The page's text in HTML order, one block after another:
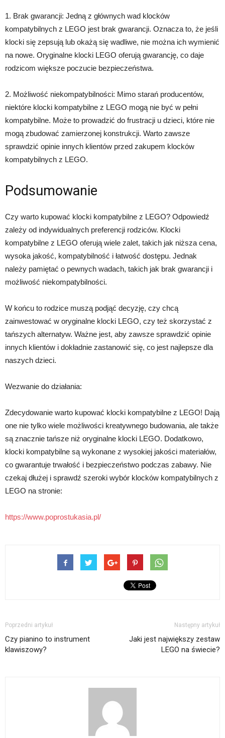
1. Brak gwarancji: Jedną z głównych wad klocków
kompatybilnych z LEGO jest brak gwarancji. Oznacza to, że jeśli
klocki się zepsują lub okażą się wadliwe, nie można ich wymienić
na nowe. Oryginalne klocki LEGO oferują gwarancję, co daje
rodzicom większe poczucie bezpieczeństwa.
2. Możliwość niekompatybilności: Mimo starań producentów,
niektóre klocki kompatybilne z LEGO mogą nie być w pełni
kompatybilne. Może to prowadzić do frustracji u dzieci, które nie
mogą zbudować zamierzonej konstrukcji. Warto zawsze
sprawdzić opinie innych klientów przed zakupem klocków
kompatybilnych z LEGO.
Podsumowanie
Czy warto kupować klocki kompatybilne z LEGO? Odpowiedź
zależy od indywidualnych preferencji rodziców. Klocki
kompatybilne z LEGO oferują wiele zalet, takich jak niższa cena,
wysoka jakość, kompatybilność i łatwość dostępu. Jednak
należy pamiętać o pewnych wadach, takich jak brak gwarancji i
możliwość niekompatybilności.
W końcu to rodzice muszą podjąć decyzję, czy chcą
zainwestować w oryginalne klocki LEGO, czy też skorzystać z
tańszych alternatyw. Ważne jest, aby zawsze sprawdzić opinie
innych klientów i dokładnie zastanowić się, co jest najlepsze dla
naszych dzieci.
Wezwanie do działania:
Zdecydowanie warto kupować klocki kompatybilne z LEGO! Dają
one nie tylko wiele możliwości kreatywnego budowania, ale także
są znacznie tańsze niż oryginalne klocki LEGO. Dodatkowo,
klocki kompatybilne są wykonane z wysokiej jakości materiałów,
co gwarantuje trwałość i bezpieczeństwo podczas zabawy. Nie
czekaj dłużej i sprawdź szeroki wybór klocków kompatybilnych z
LEGO na stronie:
https://www.poprostukasia.pl/
Poprzedni artykuł
Czy pianino to instrument
klawiszowy?
Następny artykuł
Jaki jest największy zestaw
LEGO na świecie?